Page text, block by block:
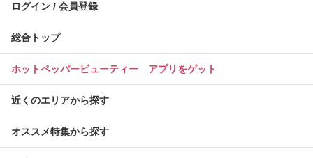
ログイン / 会員登録
総合トップ
ホットペッパービューティー アプリをゲット
近くのエリアから探す
オススメ特集から探す